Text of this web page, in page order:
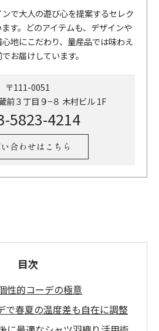
で大人の遊び心を提案するセレク
す。どのアイテムも、デザインや
地にこだわり、量産品では味わえ
お届けしています。
〒111-0051
前３丁目９−８ 木村ビル 1F
5823-4214
合わせはこちら
目次
性的コーデの極意
で春夏の温度差も自在に調整